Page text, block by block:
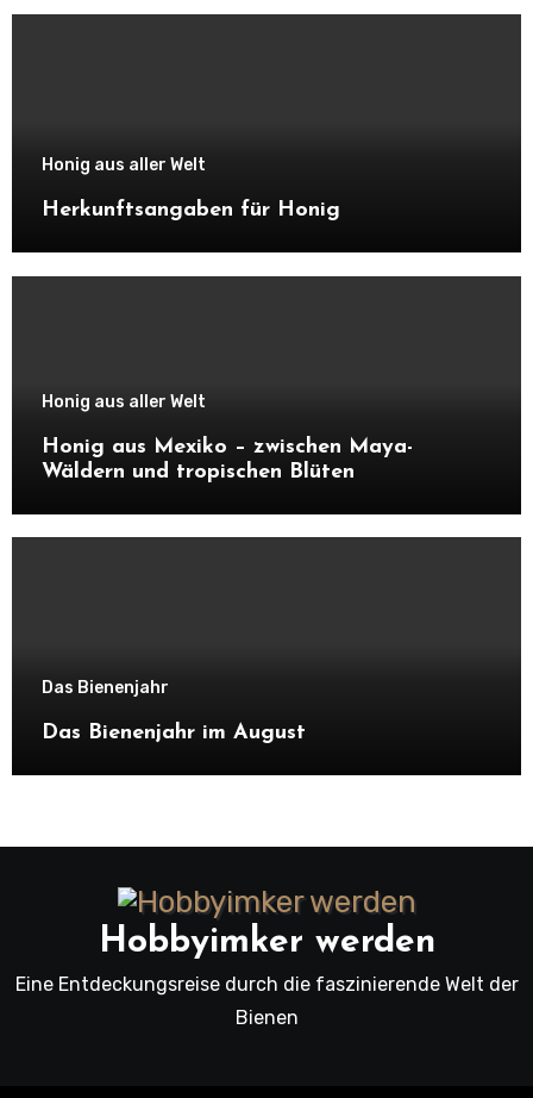
Honig aus aller Welt
Herkunftsangaben für Honig
Honig aus aller Welt
Honig aus Mexiko – zwischen Maya-
Wäldern und tropischen Blüten
Das Bienenjahr
Das Bienenjahr im August
Hobbyimker werden
Eine Entdeckungsreise durch die faszinierende Welt der
Bienen